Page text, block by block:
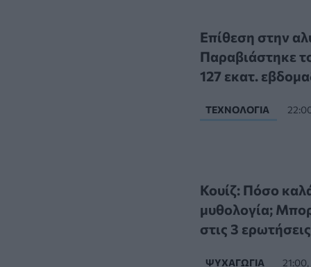
Επίθεση στην
Παραβιάστηκε
127 εκατ.
ΤΕΧΝΟΛΟΓΊΑ
Κουίζ: Πόσο
μυθολογία;
στις 3
ΨΥΧΑΓΩΓΊΑ